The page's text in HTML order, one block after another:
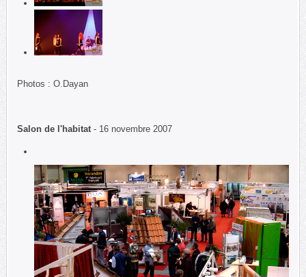
Photos : O.Dayan
Salon de l'habitat- 16 novembre 2007